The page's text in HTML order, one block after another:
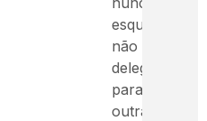
esqueça:
não
delegue
para
outras